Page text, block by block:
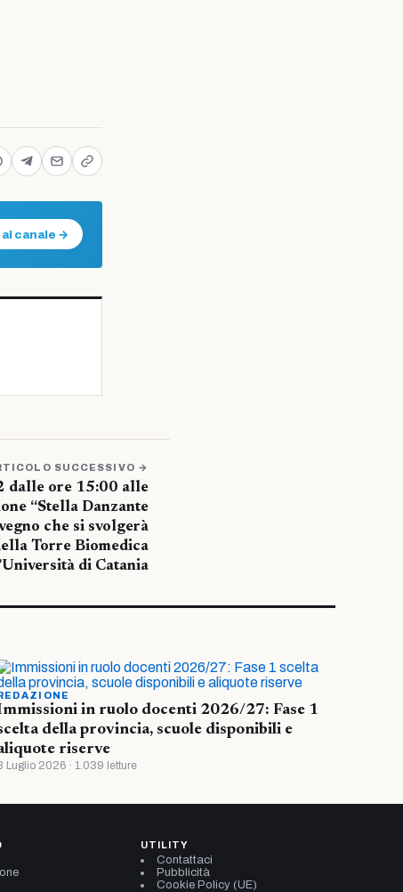
canale →
SUCCESSIVO →
dalle ore 15:00 alle
“Stella Danzante
che si svolgerà
Torre Biomedica
di Catania
in ruolo docenti 2026/27: Fase 1
della provincia, scuole disponibili e
riserve
Luglio 2026 · 1.039 letture
UTILITY
Contattaci
Pubblicità
Cookie Policy (UE)